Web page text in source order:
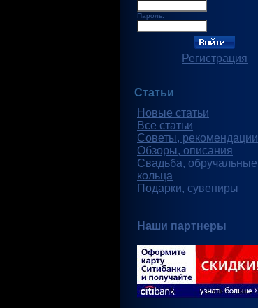
Пароль:
Регистрация
Статьи
Новые статьи
Все статьи
Советы, рекомендации
Обзоры, описания
Свадьба, обручальные
кольца
Подарки, сувениры
Наши партнеры